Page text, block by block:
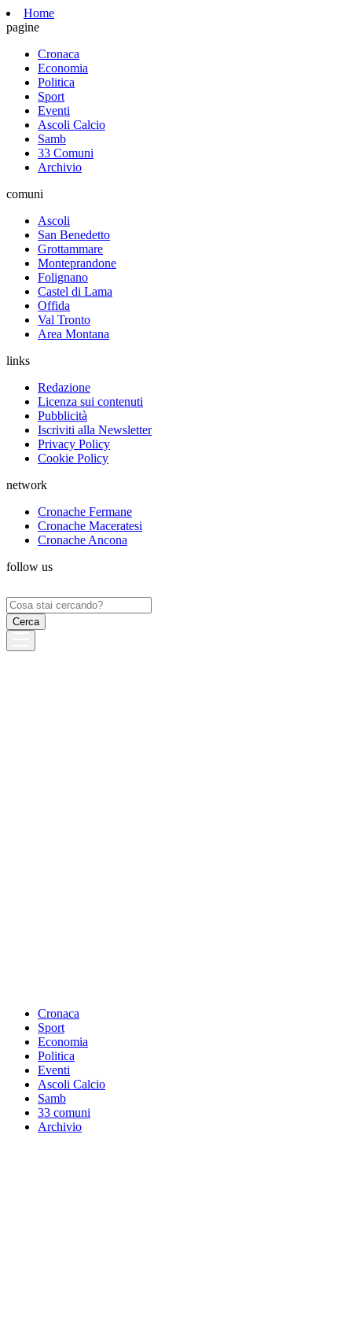
Home
pagine
Cronaca
Economia
Politica
Sport
Eventi
Ascoli Calcio
Samb
33 Comuni
Archivio
comuni
Ascoli
San Benedetto
Grottammare
Monteprandone
Folignano
Castel di Lama
Offida
Val Tronto
Area Montana
links
Redazione
Licenza sui contenuti
Pubblicità
Iscriviti alla Newsletter
Privacy Policy
Cookie Policy
network
Cronache Fermane
Cronache Maceratesi
Cronache Ancona
follow us
Ricerca
per:
Cronaca
Sport
Economia
Politica
Eventi
Ascoli Calcio
Samb
33 comuni
Archivio